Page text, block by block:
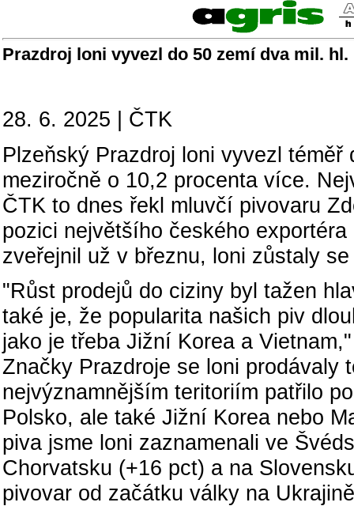
Prazdroj loni vyvezl do 50 zemí dva mil.
28. 6. 2025 | ČTK
Plzeňský Prazdroj loni vyvezl
meziročně o 10,2 procenta více.
ČTK to dnes řekl mluvčí pivovaru
pozici největšího českého
zveřejnil už v březnu, loni zůstaly
"Růst prodejů do ciziny byl tažen
také je, že popularita našich piv
jako je třeba Jižní Korea a
Značky Prazdroje se loni prodávaly
nejvýznamnějším teritoriím patřilo
Polsko, ale také Jižní Korea nebo
piva jsme loni zaznamenali ve
Chorvatsku (+16 pct) a na
pivovar od začátku války na